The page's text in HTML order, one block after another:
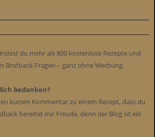
du mehr als 800 kostenlose Rezepte und
Brotback-Fragen – ganz ohne Werbung.
bedanken?
kurzen Kommentar zu einem Rezept, dass du
bereitet mir Freude, denn der Blog ist ein